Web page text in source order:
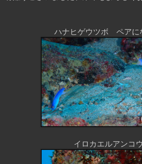
ハナヒゲウツボ ペアに
イロカエルアンコウ